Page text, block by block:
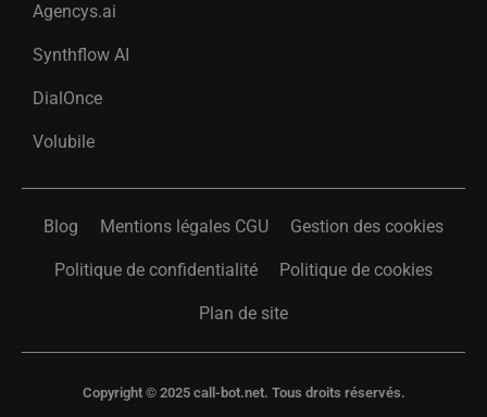
Agencys.ai
Synthflow AI
DialOnce
Volubile
Blog Mentions légales CGU Gestion des cookies
Politique de confidentialité Politique de cookies
Plan de site
Copyright © 2025 call-bot.net. Tous droits réservés.